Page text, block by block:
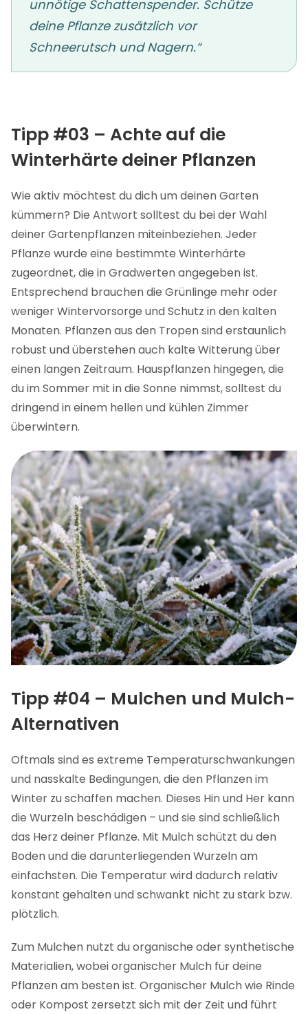
unnötige Schattenspender. Schütze
deine Pflanze zusätzlich vor
Schneerutsch und Nagern.“
Tipp #03 – Achte auf die
Winterhärte deiner Pflanzen
Wie aktiv möchtest du dich um deinen Garten
kümmern? Die Antwort solltest du bei der Wahl
deiner Gartenpflanzen miteinbeziehen. Jeder
Pflanze wurde eine bestimmte Winterhärte
zugeordnet, die in Gradwerten angegeben ist.
Entsprechend brauchen die Grünlinge mehr oder
weniger Wintervorsorge und Schutz in den kalten
Monaten. Pflanzen aus den Tropen sind erstaunlich
robust und überstehen auch kalte Witterung über
einen langen Zeitraum. Hauspflanzen hingegen, die
du im Sommer mit in die Sonne nimmst, solltest du
dringend in einem hellen und kühlen Zimmer
überwintern.
Tipp #04 – Mulchen und Mulch-
Alternativen
Oftmals sind es extreme Temperaturschwankungen
und nasskalte Bedingungen, die den Pflanzen im
Winter zu schaffen machen. Dieses Hin und Her kann
die Wurzeln beschädigen – und sie sind schließlich
das Herz deiner Pflanze. Mit Mulch schützt du den
Boden und die darunterliegenden Wurzeln am
einfachsten. Die Temperatur wird dadurch relativ
konstant gehalten und schwankt nicht zu stark bzw.
plötzlich.
Zum Mulchen nutzt du organische oder synthetische
Materialien, wobei organischer Mulch für deine
Pflanzen am besten ist. Organischer Mulch wie Rinde
oder Kompost zersetzt sich mit der Zeit und führt